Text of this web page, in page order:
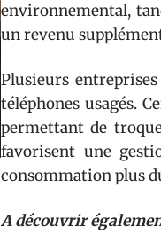
environnemental,
un revenu
Plusieurs
téléphones usagés.
permettant de
favorisent une
consommation plus
A découvrir